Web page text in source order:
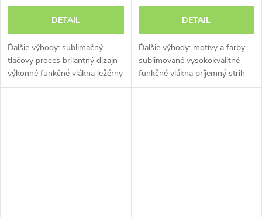
DETAIL
Ďalšie výhody: sublimačný
tlačový proces brilantný dizajn
výkonné funkčné vlákna ležérny
strih
DETAIL
Ďalšie výhody: motívy a farby
sublimované vysokokvalitné
funkčné vlákna príjemný strih
kapucňa so sťahovacou